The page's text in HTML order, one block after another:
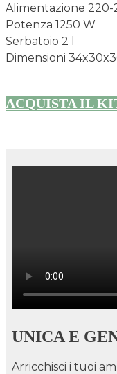
Alimentazione 220-
Potenza 1250 W
Serbatoio 2 l
Dimensioni
ACQUISTA IL
UNICA E
Arricchisci i tuoi